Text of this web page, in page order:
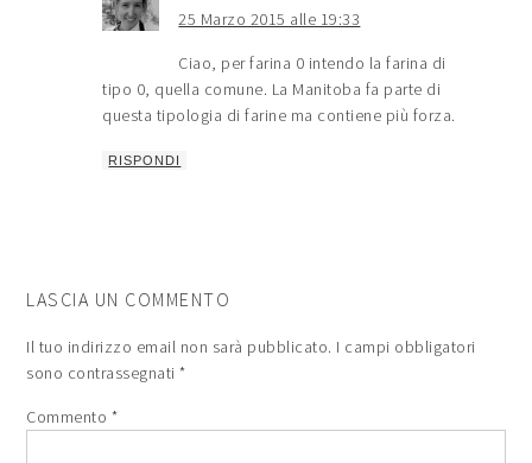
25 Marzo 2015 alle 19:33
Ciao, per farina 0 intendo la farina di
tipo 0, quella comune. La Manitoba fa parte di
questa tipologia di farine ma contiene più forza.
RISPONDI
LASCIA UN COMMENTO
Il tuo indirizzo email non sarà pubblicato. I campi obbligatori
sono contrassegnati*
Commento *